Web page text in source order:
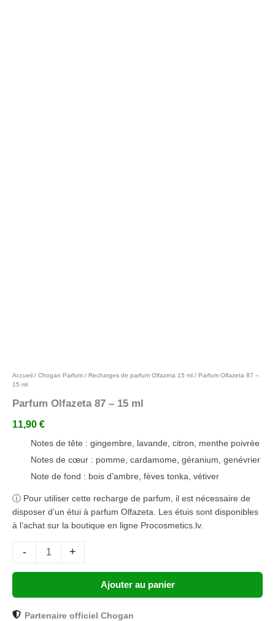
Accueil / Chogan Parfum / Recharges de parfum Olfazeta 15 ml / Parfum Olfazeta 87 –
15 ml
Parfum Olfazeta 87 – 15 ml
11,90 €
Notes de tête : gingembre, lavande, citron, menthe poivrée
Notes de cœur : pomme, cardamome, géranium, genévrier
Note de fond : bois d’ambre, fèves tonka, vétiver
ⓘ Pour utiliser cette recharge de parfum, il est nécessaire de
disposer d’un étui à parfum Olfazeta. Les étuis sont disponibles
à l’achat sur la boutique en ligne Procosmetics.lv.
- +
Ajouter au panier
Partenaire officiel Chogan